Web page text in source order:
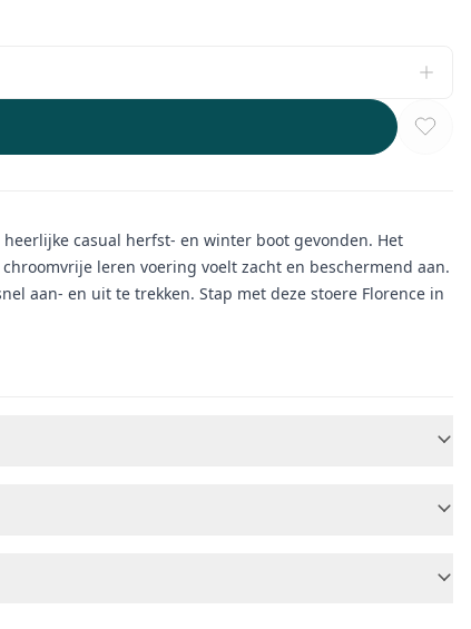
casual herfst- en winter boot gevonden. Het
leren voering voelt zacht en beschermend aan.
aan- en uit te trekken. Stap met deze stoere Florence in